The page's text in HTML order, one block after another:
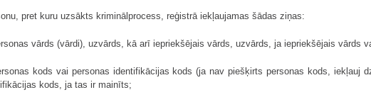
pret kuru uzsākts kriminālprocess, reģistrā iekļaujamas šādas ziņas:
vārds (vārdi), uzvārds, kā arī iepriekšējais vārds, uzvārds, ja iepriekšējais vārds
kods vai personas identifikācijas kods (ja nav piešķirts personas kods, iekļauj
kods, ja tas ir mainīts;